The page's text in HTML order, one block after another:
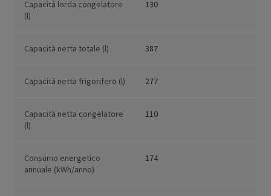
Capacità lorda congelatore
(l)
130
Capacità netta totale (l) 387
Capacità netta frigorifero (l) 277
Capacità netta congelatore
(l)
110
Consumo energetico
annuale (kWh/anno)
174